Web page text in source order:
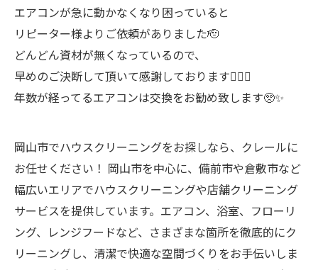
エアコンが急に動かなくなり困っていると
リピーター様よりご依頼がありました🫡
どんどん資材が無くなっているので、
早めのご決断して頂いて感謝しております🙇🏻‍♂️
年数が経ってるエアコンは交換をお勧め致します🥺✨
岡山市でハウスクリーニングをお探しなら、クレールに
お任せください！ 岡山市を中心に、備前市や倉敷市など
幅広いエリアでハウスクリーニングや店舗クリーニング
サービスを提供しています。エアコン、浴室、フローリ
ング、レンジフードなど、さまざまな箇所を徹底的にク
リーニングし、清潔で快適な空間づくりをお手伝いしま